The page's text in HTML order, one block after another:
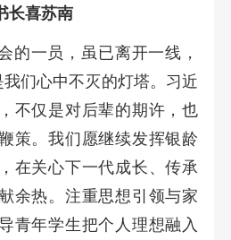
长喜苏南
的一员，虽已离开一线，
我们心中不灭的灯塔。习近
不仅是对后辈的期许，也
策。我们愿继续发挥银龄
在关心下一代成长、传承
余热。注重思想引领与家
青年学生把个人理想融入